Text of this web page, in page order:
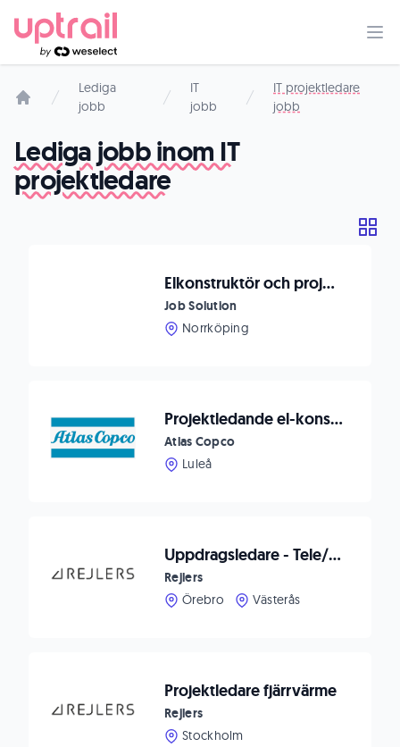
Lediga
jobb
IT
jobb
IT projektledare
jobb
Lediga jobb inom IT
projektledare
Elkonstruktör och projektledare till Johsjö!
Job Solution
Norrköping
Projektledande el-konstruktör till ITSAB / Atlas Copco
Atlas Copco
Luleå
Uppdragsledare - Tele/Säkerhet
Rejlers
Örebro
Västerås
Projektledare fjärrvärme
Rejlers
Stockholm